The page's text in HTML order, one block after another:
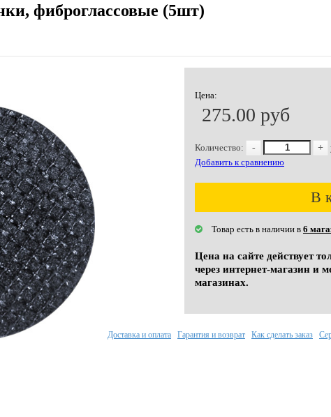
фиброглассовые (5шт)
Цена:
275.00 руб
Количество: - +
Добавить к сравнению
В
Товар есть в наличии в 6
Цена на сайте действует
через интернет-магазин и
магазинах.
Доставка и оплата Гарантия и возврат Как сделать заказ